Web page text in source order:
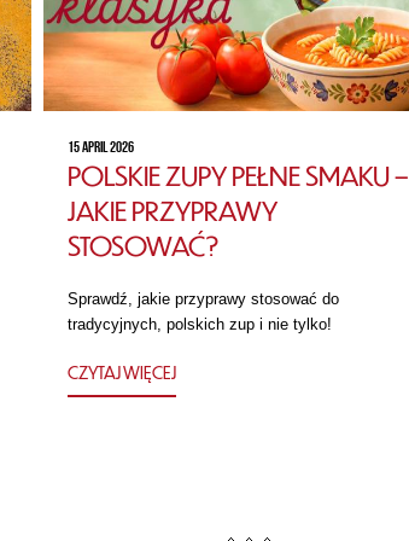
15 APRIL 2026
POLSKIE ZUPY PEŁNE SMAKU –
JAKIE PRZYPRAWY
STOSOWAĆ?
Sprawdź, jakie przyprawy stosować do
tradycyjnych, polskich zup i nie tylko!
CZYTAJ WIĘCEJ